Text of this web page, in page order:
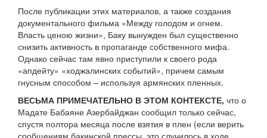
После публикации этих материалов, а также создания
документального фильма «Между голодом и огнем.
Власть ценою жизни», Баку вынужден был существенно
снизить активность в пропаганде собственного мифа.
Однако сейчас там явно приступили к своего рода
«апдейту» «ходжалинских событий», причем самым
гнусным способом – используя армянских пленных.
ВЕСЬМА ПРИМЕЧАТЕЛЬНО В ЭТОМ КОНТЕКСТЕ, что о
Мадате Бабаяне Азербайджан сообщил только сейчас,
спустя полтора месяца после взятия в плен (если верить